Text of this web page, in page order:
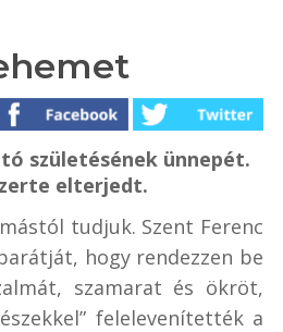
születésének ünnepét.
elterjedt.
tudjuk. Szent Ferenc
hogy rendezzen be
szamarat és ökröt,
felelevenítették a